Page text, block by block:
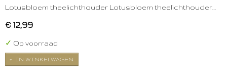
Lotusbloem theelichthouder Lotusbloem theelichthouder…
€ 12,99
✓ Op voorraad
IN WINKELWAGEN